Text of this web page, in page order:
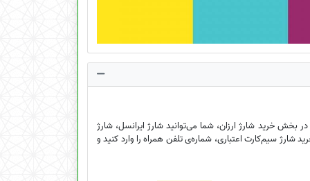
بخش خرید شارژ ارزان، شما می‌توانید شارژ ایرانسل، شارژ
شارژ سیم‌کارت اعتباری، شماره‌ی تلفن همراه را وارد کنید و